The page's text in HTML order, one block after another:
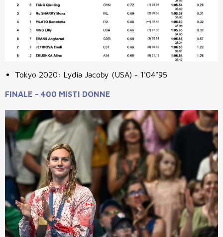
Tokyo 2020: Lydia Jacoby (USA) - 1'04"95
FINALE - 400 MISTI DONNE